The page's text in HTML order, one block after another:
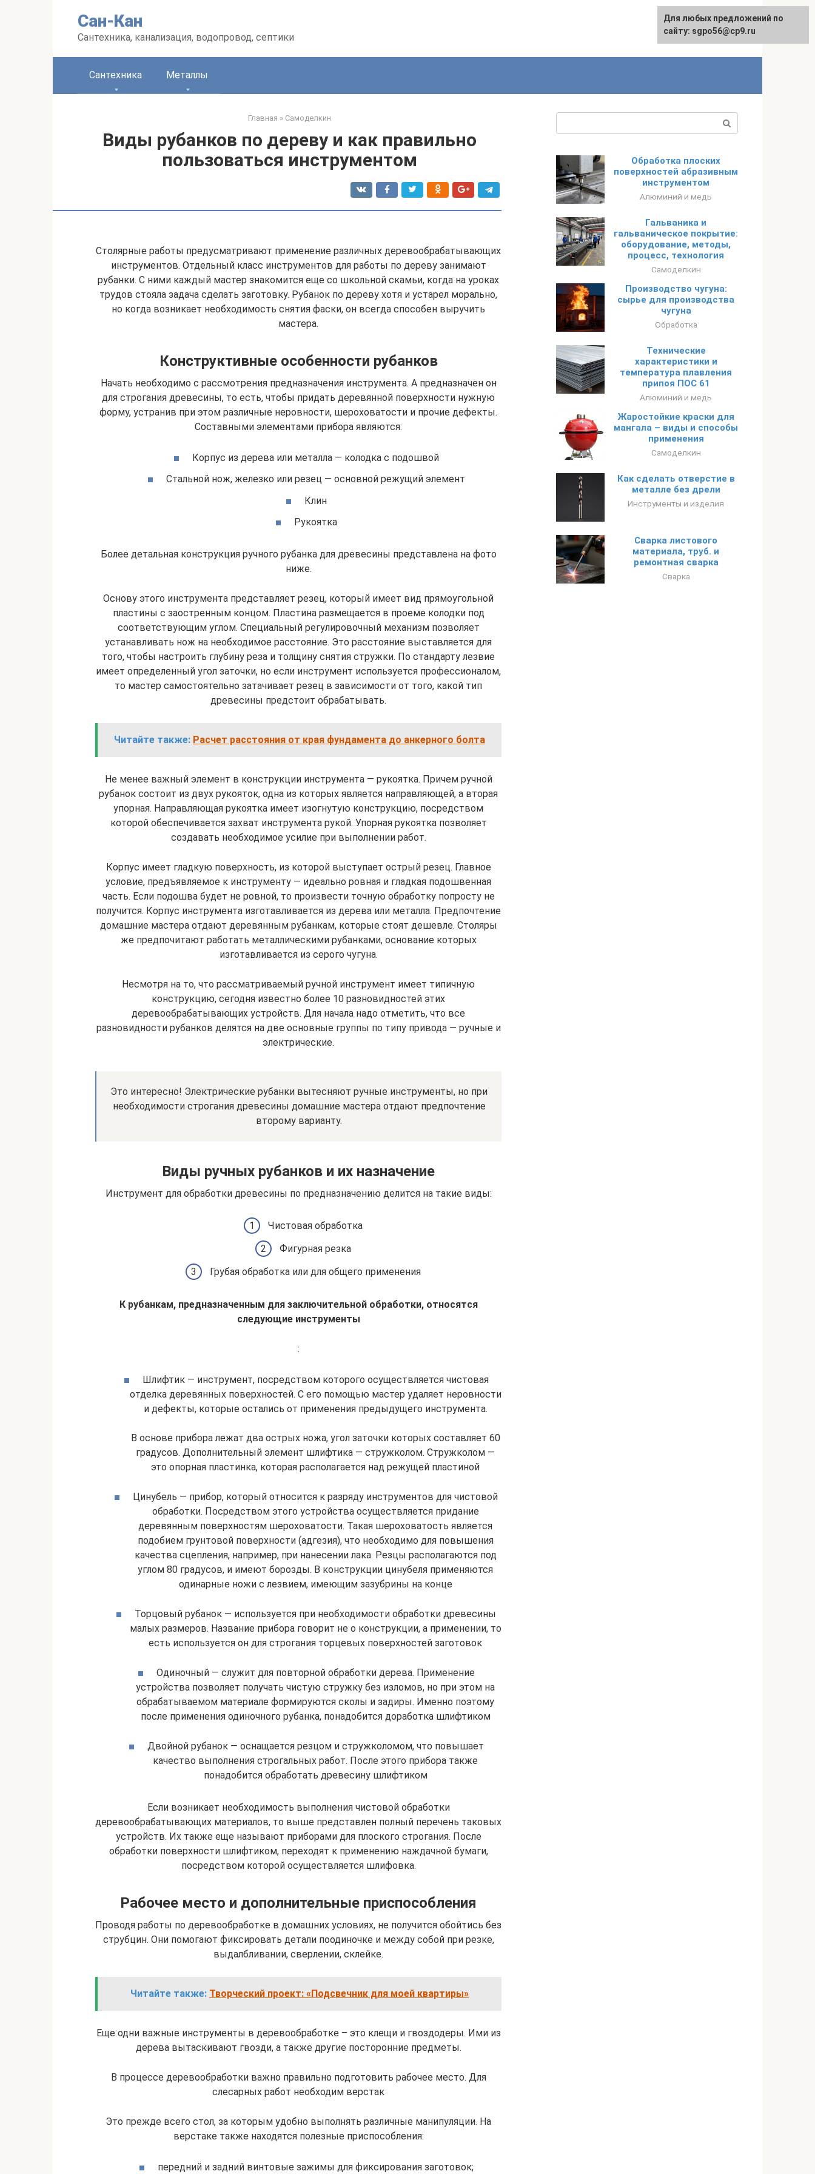
Сан-Кан
Сантехника, канализация, водопровод, септики
English
Сантехника Металлы
Главная » Самоделкин
Виды рубанков по дереву и как правильно
пользоваться инструментом
Столярные работы предусматривают применение различных деревообрабатывающих
инструментов. Отдельный класс инструментов для работы по дереву занимают
рубанки. С ними каждый мастер знакомится еще со школьной скамьи, когда на уроках
трудов стояла задача сделать заготовку. Рубанок по дереву хотя и устарел морально,
но когда возникает необходимость снятия фаски, он всегда способен выручить
мастера.
Конструктивные особенности рубанков
Начать необходимо с рассмотрения предназначения инструмента. А предназначен он
для строгания древесины, то есть, чтобы придать деревянной поверхности нужную
форму, устранив при этом различные неровности, шероховатости и прочие дефекты.
Составными элементами прибора являются:
Корпус из дерева или металла — колодка с подошвой
Стальной нож, железко или резец — основной режущий элемент
Клин
Рукоятка
Более детальная конструкция ручного рубанка для древесины представлена на фото
ниже.
Основу этого инструмента представляет резец, который имеет вид прямоугольной
пластины с заостренным концом. Пластина размещается в проеме колодки под
соответствующим углом. Специальный регулировочный механизм позволяет
устанавливать нож на необходимое расстояние. Это расстояние выставляется для
того, чтобы настроить глубину реза и толщину снятия стружки. По стандарту лезвие
имеет определенный угол заточки, но если инструмент используется профессионалом,
то мастер самостоятельно затачивает резец в зависимости от того, какой тип
древесины предстоит обрабатывать.
Читайте также: Расчет расстояния от края фундамента до анкерного болта
Не менее важный элемент в конструкции инструмента — рукоятка. Причем ручной
рубанок состоит из двух рукояток, одна из которых является направляющей, а вторая
упорная. Направляющая рукоятка имеет изогнутую конструкцию, посредством
которой обеспечивается захват инструмента рукой. Упорная рукоятка позволяет
создавать необходимое усилие при выполнении работ.
Корпус имеет гладкую поверхность, из которой выступает острый резец. Главное
условие, предъявляемое к инструменту — идеально ровная и гладкая подошвенная
часть. Если подошва будет не ровной, то произвести точную обработку попросту не
получится. Корпус инструмента изготавливается из дерева или металла. Предпочтение
домашние мастера отдают деревянным рубанкам, которые стоят дешевле. Столяры
же предпочитают работать металлическими рубанками, основание которых
изготавливается из серого чугуна.
Несмотря на то, что рассматриваемый ручной инструмент имеет типичную
конструкцию, сегодня известно более 10 разновидностей этих
деревообрабатывающих устройств. Для начала надо отметить, что все
разновидности рубанков делятся на две основные группы по типу привода — ручные и
электрические.
Это интересно! Электрические рубанки вытесняют ручные инструменты, но при
необходимости строгания древесины домашние мастера отдают предпочтение
второму варианту.
Виды ручных рубанков и их назначение
Инструмент для обработки древесины по предназначению делится на такие виды:
Чистовая обработка
Фигурная резка
Грубая обработка или для общего применения
К рубанкам, предназначенным для заключительной обработки, относятся
следующие инструменты
:
Шлифтик — инструмент, посредством которого осуществляется чистовая
отделка деревянных поверхностей. С его помощью мастер удаляет неровности
и дефекты, которые остались от применения предыдущего инструмента.
В основе прибора лежат два острых ножа, угол заточки которых составляет 60
градусов. Дополнительный элемент шлифтика — стружколом. Стружколом —
это опорная пластинка, которая располагается над режущей пластиной
Цинубель — прибор, который относится к разряду инструментов для чистовой
обработки. Посредством этого устройства осуществляется придание
деревянным поверхностям шероховатости. Такая шероховатость является
подобием грунтовой поверхности (адгезия), что необходимо для повышения
качества сцепления, например, при нанесении лака. Резцы располагаются под
углом 80 градусов, и имеют борозды. В конструкции цинубеля применяются
одинарные ножи с лезвием, имеющим зазубрины на конце
Торцовый рубанок — используется при необходимости обработки древесины
малых размеров. Название прибора говорит не о конструкции, а применении, то
есть используется он для строгания торцевых поверхностей заготовок
Одиночный — служит для повторной обработки дерева. Применение
устройства позволяет получать чистую стружку без изломов, но при этом на
обрабатываемом материале формируются сколы и задиры. Именно поэтому
после применения одиночного рубанка, понадобится доработка шлифтиком
Двойной рубанок — оснащается резцом и стружколомом, что повышает
качество выполнения строгальных работ. После этого прибора также
понадобится обработать древесину шлифтиком
Если возникает необходимость выполнения чистовой обработки
деревообрабатывающих материалов, то выше представлен полный перечень таковых
устройств. Их также еще называют приборами для плоского строгания. После
обработки поверхности шлифтиком, переходят к применению наждачной бумаги,
посредством которой осуществляется шлифовка.
Рабочее место и дополнительные приспособления
Проводя работы по деревообработке в домашних условиях, не получится обойтись без
струбцин. Они помогают фиксировать детали поодиночке и между собой при резке,
выдалбливании, сверлении, склейке.
Читайте также: Творческий проект: «Подсвечник для моей квартиры»
Еще одни важные инструменты в деревообработке – это клещи и гвоздодеры. Ими из
дерева вытаскивают гвозди, а также другие посторонние предметы.
В процессе деревообработки важно правильно подготовить рабочее место. Для
слесарных работ необходим верстак
Это прежде всего стол, за которым удобно выполнять различные манипуляции. На
верстаке также находятся полезные приспособления:
передний и задний винтовые зажимы для фиксирования заготовок;
Обработка плоских
поверхностей абразивным
инструментом
Алюминий и медь
Гальваника и
гальваническое покрытие:
оборудование, методы,
процесс, технология
Самоделкин
Производство чугуна:
сырье для производства
чугуна
Обработка
Технические
характеристики и
температура плавления
припоя ПОС 61
Алюминий и медь
Жаростойкие краски для
мангала – виды и способы
применения
Самоделкин
Как сделать отверстие в
металле без дрели
Инструменты и изделия
Сварка листового
материала, труб. и
ремонтная сварка
Сварка
Для любых предложений по
сайту: sgpo56@cp9.ru